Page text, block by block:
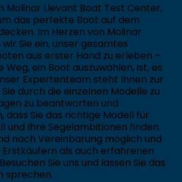
Molinar Llevant Boat Test Center,
das perfekte Boot auf dem
Im Herzen von Molinar
Sie ein, unser gesamtes
aus erster Hand zu erleben –
ein Boot auszuwählen, ist, es
Expertenteam steht Ihnen zur
durch die einzelnen Modelle zu
zu beantworten und
dass Sie das richtige Modell für
und Ihre Segelambitionen finden.
nach Vereinbarung möglich und
als auch erfahrenen
Sie uns und lassen Sie das
sprechen.